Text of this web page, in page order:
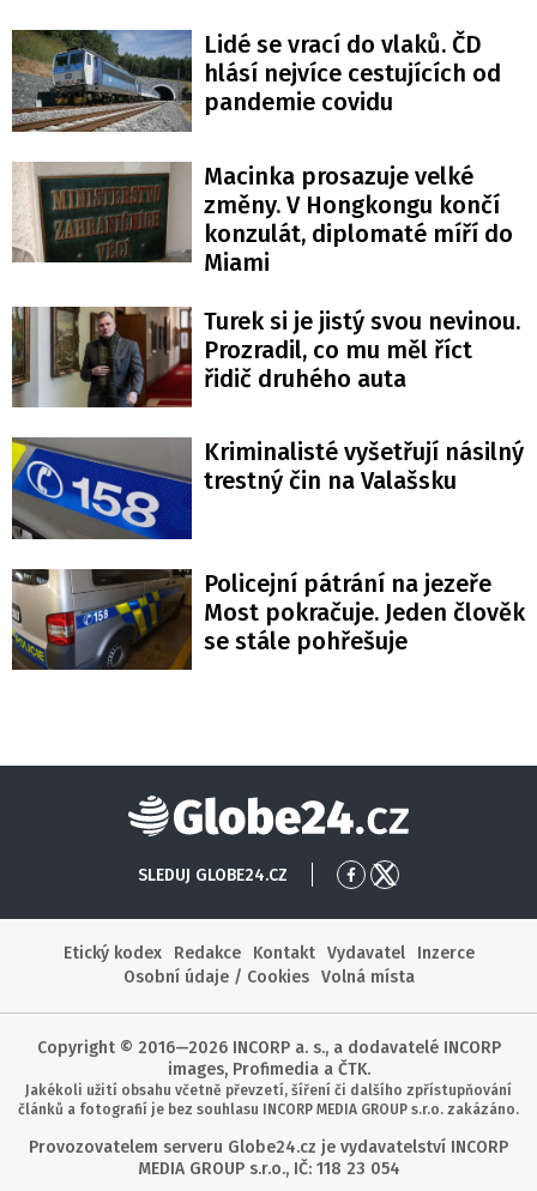
Lidé se vrací do vlaků. ČD
hlásí nejvíce cestujících od
pandemie covidu
Macinka prosazuje velké
změny. V Hongkongu končí
konzulát, diplomaté míří do
Miami
Turek si je jistý svou nevinou.
Prozradil, co mu měl říct
řidič druhého auta
Kriminalisté vyšetřují násilný
trestný čin na Valašsku
Policejní pátrání na jezeře
Most pokračuje. Jeden člověk
se stále pohřešuje
Globe24
SLEDUJ GLOBE24.CZ
PřejítPřejít
Etický kodex
Redakce Kontakt Vydavatel
Inzerce
Osobní údaje / Cookies
Volná místa
Copyright © 2016—2026 INCORP a. s., a dodavatelé INCORP
images, Profimedia a ČTK.
Jakékoli užití obsahu včetně převzetí, šíření či dalšího zpřístupňování
článků a fotografií je bez souhlasu INCORP MEDIA GROUP s.r.o. zakázáno.
Provozovatelem serveru Globe24.cz je vydavatelství INCORP
MEDIA GROUP s.r.o., IČ: 118 23 054